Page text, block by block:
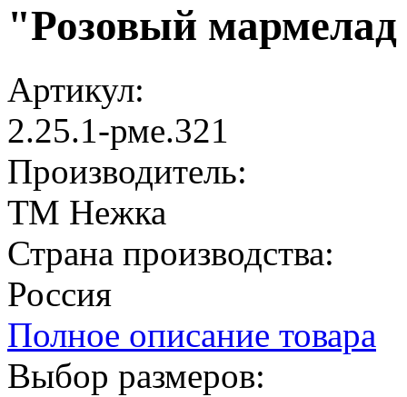
"Розовый
Артикул:
2.25.1-рме.321
Производитель:
ТМ Нежка
Страна производства:
Россия
Полное описание товара
Выбор размеров: